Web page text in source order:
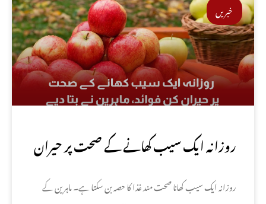
خبریں
روزانہ ایک سیب کھانے کے صحت پر حیران
کن فوائد، ماہرین نے بتا دیے
روزانہ ایک سیب کھانا صحت مند غذا کا حصہ بن سکتا ہے۔ ماہرین کے